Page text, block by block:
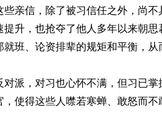
些亲信，除了被习信任之外，尚
提升，也抢夺了他人多年以来朝
就班、论资排辈的规矩和平衡，从
对派，对习也心怀不满，但习已
，使得这些人噤若寒蝉、敢怒而